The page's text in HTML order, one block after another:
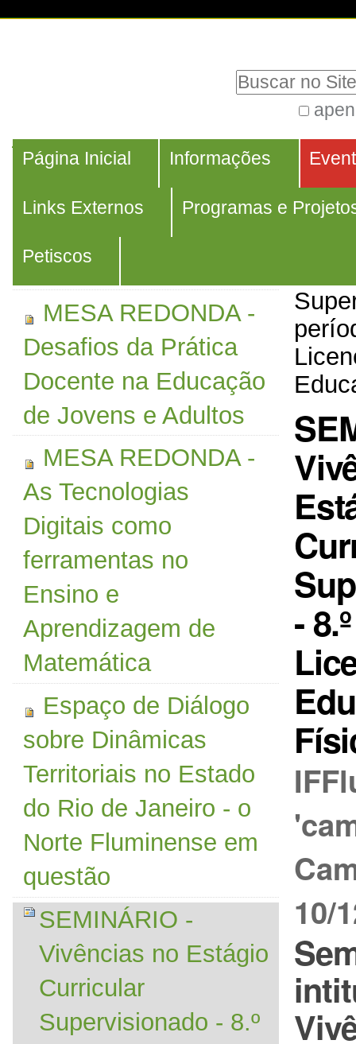
|
Ir
navegação
Avançada…
Navegação
Página Inicial Informações
Links Externos Programas e
Petiscos
Navegação
MESA REDONDA -
Tecnologias Digitais:
possibilidades e
desafios na docência
MESA REDONDA -
Desafios da Prática
Docente na Educação
de Jovens e Adultos
MESA REDONDA -
As Tecnologias
Digitais como
ferramentas no
Ensino e
Aprendizagem de
Matemática
Espaço de Diálogo
sobre Dinâmicas
Territoriais no Estado
do Rio de Janeiro - o
Norte Fluminense em
questão
SEMINÁRIO -
Vivências no Estágio
Curricular
Supervisionado - 8.º
/
/
-
10/